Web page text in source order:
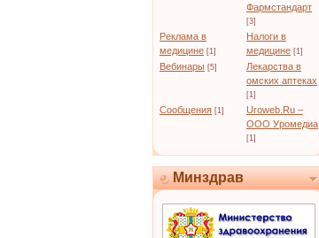
Фармстандарт
[3]
Реклама в
медицине [1]
Налоги в
медицине [1]
Вебинары [5]
Лекарства в
омских аптеках
[1]
Сообщения [1]
Uroweb.Ru –
ООО Уромедиа
[1]
Минздрав